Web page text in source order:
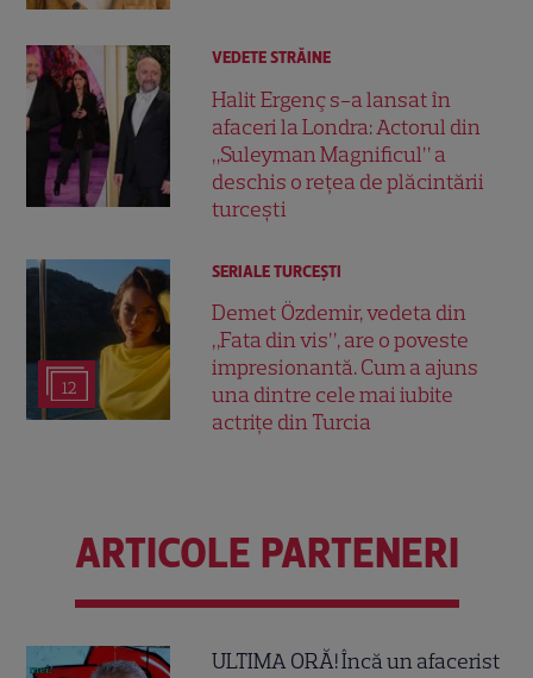
VEDETE STRĂINE
Halit Ergenç s-a lansat în
afaceri la Londra: Actorul din
„Suleyman Magnificul” a
deschis o rețea de plăcintării
turcești
12
SERIALE TURCEŞTI
Demet Özdemir, vedeta din
„Fata din vis”, are o poveste
impresionantă. Cum a ajuns
una dintre cele mai iubite
actrițe din Turcia
ARTICOLE PARTENERI
ULTIMA ORĂ! Încă un afacerist